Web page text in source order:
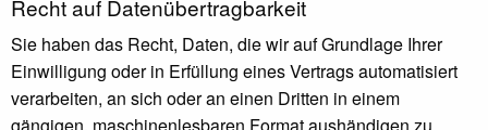
Recht auf Daten­übertrag­barkeit
Sie haben das Recht, Daten, die wir auf Grundlage Ihrer
Einwilligung oder in Erfüllung eines Vertrags automatisiert
verarbeiten, an sich oder an einen Dritten in einem